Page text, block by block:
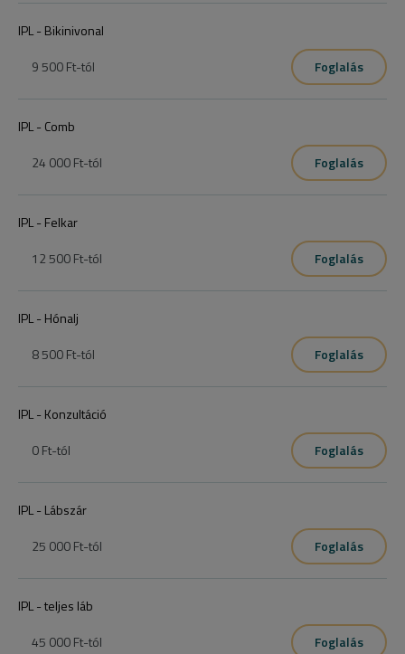
IPL - Bikinivonal
9 500 Ft-tól Foglalás
IPL - Comb
24 000 Ft-tól Foglalás
IPL - Felkar
12 500 Ft-tól Foglalás
IPL - Hónalj
8 500 Ft-tól Foglalás
IPL - Konzultáció
0 Ft-tól Foglalás
IPL - Lábszár
25 000 Ft-tól Foglalás
IPL - teljes láb
45 000 Ft-tól Foglalás